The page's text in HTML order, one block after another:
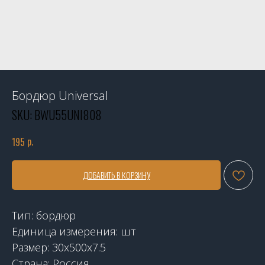
Бордюр Universal
SKU: BWU55UNI808
195 р.
ДОБАВИТЬ В КОРЗИНУ
Тип: бордюр
Единица измерения: шт
Размер: 30x500x7.5